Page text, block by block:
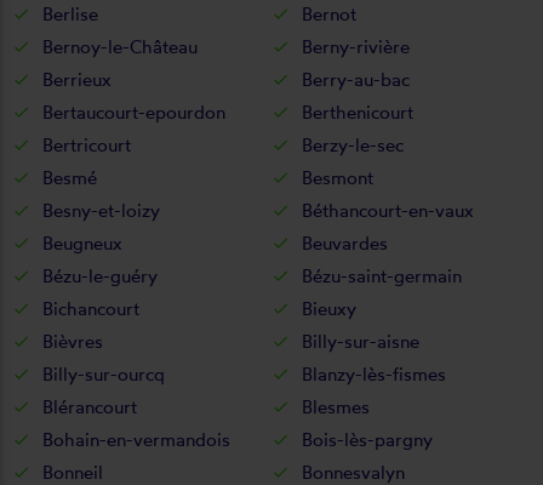
Berlise
Bernot
Bernoy-le-Château
Berny-rivière
Berrieux
Berry-au-bac
Bertaucourt-epourdon
Berthenicourt
Bertricourt
Berzy-le-sec
Besmé
Besmont
Besny-et-loizy
Béthancourt-en-vaux
Beugneux
Beuvardes
Bézu-le-guéry
Bézu-saint-germain
Bichancourt
Bieuxy
Bièvres
Billy-sur-aisne
Billy-sur-ourcq
Blanzy-lès-fismes
Blérancourt
Blesmes
Bohain-en-vermandois
Bois-lès-pargny
Bonneil
Bonnesvalyn